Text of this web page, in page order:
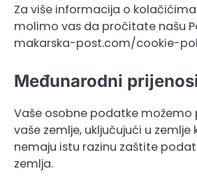
Za više informacija o
molimo vas da pročitate našu
makarska-post.com/cookie-
Međunarodni
Vaše osobne podatke možemo
vaše zemlje, uključujući u zemlje
nemaju istu razinu zaštite
zemlja.